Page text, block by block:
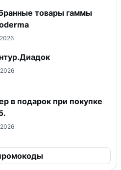
товары гаммы
в подарок при покупке